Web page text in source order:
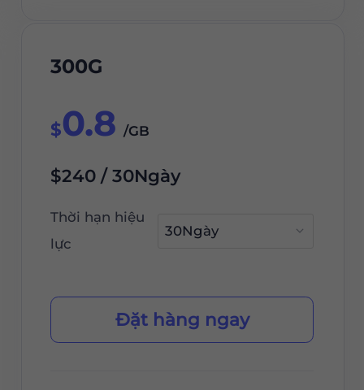
300G
$0.8 /GB
$240 / 30Ngày
Thời hạn hiệu
lực
Đặt hàng ngay